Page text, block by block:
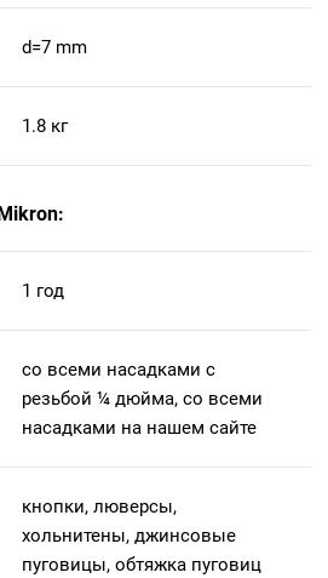
d=7 mm
1.8 кг
1 год
со всеми насадками с
резьбой ¼ дюйма, со всеми
насадками на нашем сайте
кнопки, люверсы,
хольнитены, джинсовые
пуговицы, обтяжка пуговиц